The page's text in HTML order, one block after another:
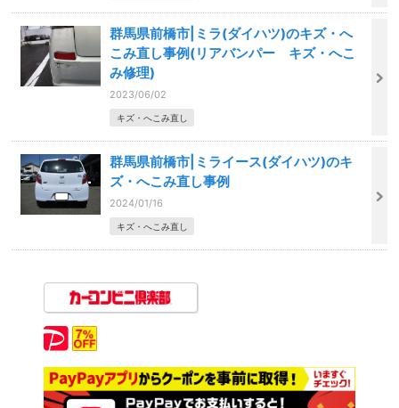
群馬県前橋市|ミラ(ダイハツ)のキズ・へ
こみ直し事例(リアバンパー キズ・へこ
み修理)
2023/06/02
キズ・へこみ直し
群馬県前橋市|ミライース(ダイハツ)のキ
ズ・へこみ直し事例
2024/01/16
キズ・へこみ直し